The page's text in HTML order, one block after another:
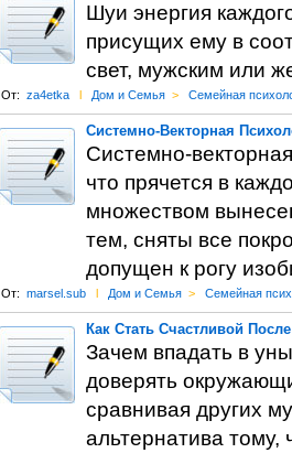
Шуи энергия
присущих ему в
свет, мужским или
От: za4etka l Дом и Семья > Семейная
Системно-Векторная
Системно-
что прячется в
множеством
тем, сняты все
допущен к рогу
От: marsel.sub l Дом и Семья > Семейная
Как Стать Счастливой
Зачем впадать в
доверять
сравнивая других
альтернатива тому,